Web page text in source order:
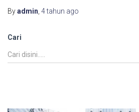
Byadmin, 4 tahun ago
Cari